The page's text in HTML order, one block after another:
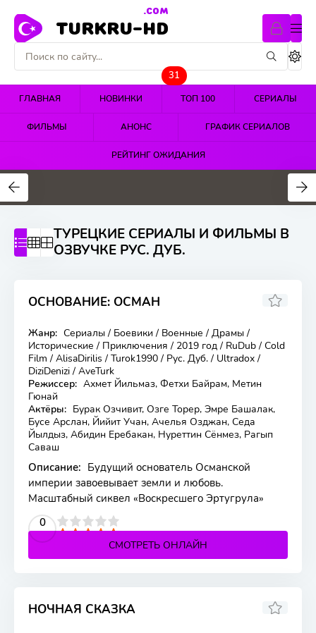
TURKRU-HD
.COM
ГЛАВНАЯ НОВИНКИ
31
ТОП 100 СЕРИАЛЫ
ФИЛЬМЫ АНОНС ГРАФИК СЕРИАЛОВ
РЕЙТИНГ ОЖИДАНИЯ
4.4
ТУРЕЦКИЕ СЕРИАЛЫ И ФИЛЬМЫ В
ОЗВУЧКЕ РУС. ДУБ.
ОСНОВАНИЕ: ОСМАН
194 серия
8.346
Жанр: Сериалы / Боевики / Военные / Драмы /
Исторические / Приключения / 2019 год / RuDub / Cold
Film / AlisaDirilis / Turok1990 / Рус. Дуб. / Ultradox /
DiziDenizi / AveTurk
Режиссер: Ахмет Йильмаз, Фетхи Байрам, Метин
Гюнай
Актёры: Бурак Озчивит, Озге Торер, Эмре Башалак,
Бусе Арслан, Йийит Учан, Ачелья Озджан, Седа
Йылдыз, Абидин Еребакан, Нуреттин Сёнмез, Рагып
Саваш
Описание: Будущий основатель Османской
империи завоевывает земли и любовь.
Масштабный сиквел «Воскресшего Эртугрула»
0
4 5
СМОТРЕТЬ ОНЛАЙН
НОЧНАЯ СКАЗКА
5.9